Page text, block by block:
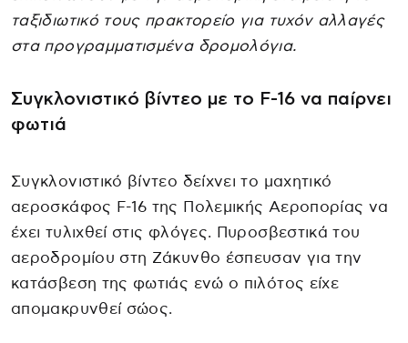
ταξιδιωτικό τους πρακτορείο για τυχόν αλλαγές
στα προγραμματισμένα δρομολόγια.
Συγκλονιστικό βίντεο με το F-16 να παίρνει
φωτιά
Συγκλονιστικό βίντεο δείχνει το μαχητικό
αεροσκάφος F-16 της Πολεμικής Αεροπορίας να
έχει τυλιχθεί στις φλόγες. Πυροσβεστικά του
αεροδρομίου στη Ζάκυνθο έσπευσαν για την
κατάσβεση της φωτιάς ενώ ο πιλότος είχε
απομακρυνθεί σώος.